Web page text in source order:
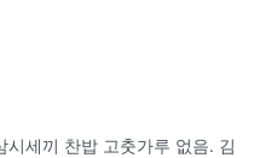
세끼 찬밥 고춧가루 없음. 김